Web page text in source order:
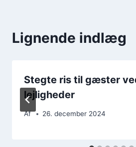
Lignende indlæg
Stegte ris til gæster
lejligheder
Af 26. december 2024